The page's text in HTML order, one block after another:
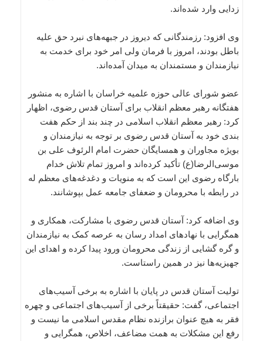
زدایی وارد شده‌اند.
وی افزود: رزمندگانی که دیروز در جبهه‌های نبرد حق علیه
باطل بودند، امروز با فرمان ولی امر خود برای خدمت به
نیازمندان و مستمندان به میدان آمده‌اند.
عضو شورای عالی حوزه علمیه خراسان با اشاره به منشور
هفتگانه رهبر معظم انقلاب برای آستان قدس رضوی، اظهار
کرد: رهبر معظم انقلاب اسلامی در چند بند از حکم هفت
بندی خود به آستان قدس رضوی بر توجه به نیازمندان و
بویژه مجاوران و همسایگان حضرت امام الرئوف علی بن
موسی‌الرضا(ع) تأکید کرده‌اند و امروز تمام تلاش خدام
بارگاه رضوی این است که به منویات و دغدغه‌های معظم له
در رابطه با محرومان و ضعفای جامعه عمل بپوشانند.
وی اضافه کرد: آستان قدس رضوی با مشارکت، همکاری و
همگرایی با نهادهای امداد رسان به عرصه کمک به نیازمندان
و گره گشایی از زندگی محرومان ورود پیدا کرده و اهدای این
جهیزیه‌ها نیز در همین راستاست.
تولیت آستان قدس در پایان با اشاره به برخی آسیب‌های
اجتماعی، گفت: حقیقتاً برخی از آسیب‌های اجتماعی و چهره
فقر به هیچ عنوان برازنده نظام مقدس اسلامی ما نیست و
رفع این مشکلات به همت مضاعف، اخلاص، همگرایی و